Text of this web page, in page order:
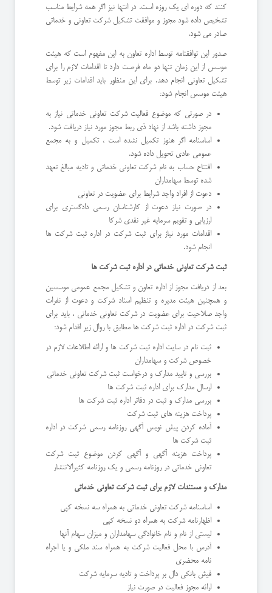
کنند که دوره ای یک روزه است. در انتها نیز اگر همه شرایط مناسب
تشخیص داده شود مجوز و موافقت تشکیل شرکت تعاونی و خدماتی
صادر می شود.
صدور این توافقنامه توسط اداره تعاون به این مفهوم است که هیئت
موسس از این زمان تنها دو ماه فرصت دارد تا اقدامات لازم را برای
تشکیل تعاونی انجام دهد. برای این منظور باید اقدامات زیر توسط
هیئت موسس انجام شود:
در صورتی که موضوع فعالیت شرکت تعاونی خدماتی نیاز به
مجوز داشته باشد از نهاد ذی ربط مجوز مورد نیاز دریافت شود.
اساسنامه اگر هنوز تکمیل نشده است ، تکمیل و به مجمع
عمومی عادی تحویل داده شود.
افتتاح حساب به نام شرکت تعاونی خدماتی و تادیه مبالغ تعهد
شده توسط سهامداران
دعوت از افراد واجد شرایط برای عضویت در تعاونی
در صورت نیاز دعوت از کارشناسان رسمی دادگستری برای
ارزیابی و تقویم سرمایه غیر نقدی شرکا
اقدامات مورد نیاز برای ثبت شرکت در اداره ثبت شرکت ها
انجام شود.
ثبت شرکت تعاونی خدماتی در اداره ثبت شرکت ها
بعد از دریافت مجوز از اداره تعاون و تشکیل مجمع عمومی موسسین
و همچنین هیئت مدیره و تنظیم اسناد شرکت و دعوت از نفرات
واجد صلاحیت برای عضویت در شرکت تعاونی خدماتی ، باید برای
ثبت شرکت در اداره ثبت شرکت ها مطابق با روال زیر اقدام شود:
ثبت نام در سایت اداره ثبت شرکت ها و ارائه اطلاعات لازم در
خصوص شرکت و سهامداران
بررسی و تایید مدارک و درخواست ثبت شرکت تعاونی خدماتی
ارسال مدارک برای اداره ثبت شرکت ها
بررسی مدارک و ثبت در دفاتر اداره ثبت شرکت ها
پرداخت هزینه های ثبت شرکت
آماده کردن پیش نویس آگهی روزنامه رسمی شرکت در اداره
ثبت شرکت ها
پرداخت هزینه آگهی و آگهی کردن موضوع ثبت شرکت
تعاونی خدماتی در روزنامه رسمی و یک روزنامه کثیرالانتشار
مدارک و مستندات لازم برای ثبت شرکت تعاونی خدماتی
اساسنامه شرکت تعاونی خدماتی به همراه سه نسخه کپی
اظهارنامه شرکت به همراه دو نسخه کپی
لیستی از نام و نام خانوادگی سهامداران و میزان سهام آنها
آدرس با محل فعالیت شرکت به همراه سند ملکی و یا اجراه
نامه محضری
فیش بانکی دال بر پرداخت و تادیه سرمایه شرکت
ارائه مجوز فعالیت در صورت نیاز